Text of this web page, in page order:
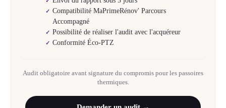
✓ Compatibilité MaPrimeRénov' Parcours
Accompagné
✓ Possibilité de réaliser l'audit avec l'acquéreur
✓ Conformité Éco-PTZ
Audit obligatoire avant signature du compromis pour les passoires
thermiques.